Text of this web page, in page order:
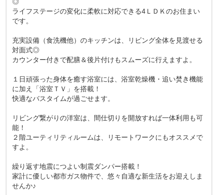
◎
ライフステージの変化に柔軟に対応できる4ＬＤＫのお住まい
です。
充実設備（食洗機他）のキッチンは、リビング全体を見渡せる
対面式◎
カウンター付きで配膳＆後片付けもスムーズに行えますよ。
１日頑張った身体を癒す浴室には、浴室乾燥機・追い焚き機能
に加え「浴室ＴＶ」を搭載！
快適なバスタイムが過ごせます。
リビング繋がりの洋室は、間仕切りを開放すれば一体利用も可
能！
２階ユーティリティルームは、リモートワークにもオススメで
すよ。
繰り返す地震につよい制震ダンパー搭載！
家計に優しい都市ガス物件で、悠々自適な新生活をお迎えしま
せんか♪